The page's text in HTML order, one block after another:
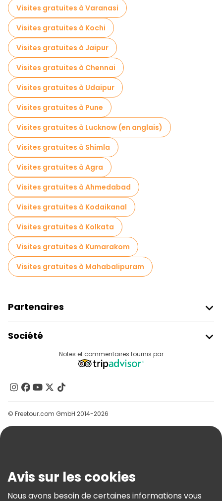
Visites gratuites à proximité Jaisalmer Fort
Visites gratuites à proximité Parbhu Tea Stall
Visites gratuites à Varanasi
Visites gratuites à Kochi
Visites gratuites à Jaipur
Visites gratuites à Chennai
Visites gratuites à Udaipur
Visites gratuites à Pune
Visites gratuites à Lucknow (en anglais)
Visites gratuites à Shimla
Visites gratuites à Agra
Visites gratuites à Ahmedabad
Visites gratuites à Kodaikanal
Visites gratuites à Kolkata
Visites gratuites à Kumarakom
Visites gratuites à Mahabalipuram
Partenaires
Connexion Du Fournisseur
Programme D’affiliation
Société
Contactez-Nous
Groupes
Aide
Conditions Générales Et Mentions Légales
Politique En Matière De Cookies
Notes et commentaires fournis par
© Freetour.com GmbH 2014-2026
Avis sur les cookies
Nous avons besoin de certaines informations vous